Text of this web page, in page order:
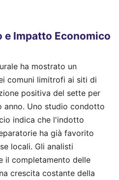
Impatto Economico
ha mostrato un
comuni limitrofi ai siti di
positiva del sette per
Uno studio condotto
indica che l'indotto
ha già favorito
locali. Gli analisti
il completamento delle
crescita costante della